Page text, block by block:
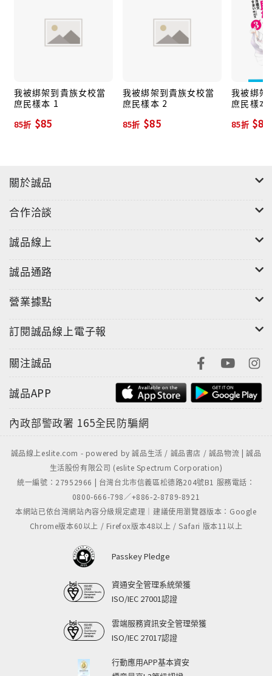
我被綁架到貴族女校當
庶民樣本 1
85折 $85
我被綁架到貴族女校當
庶民樣本 2
85折 $85
我被綁架
庶民樣本
85折 $85
關於誠品
合作洽談
誠品線上
誠品通路
營業據點
訂閱誠品線上電子報
關注誠品
誠品APP
內政部警政署 165全民防騙網
誠品線上eslite.com - powered by 誠品生活 / 誠品書店 / 誠品物流 | 誠品
生活股份有限公司 (eslite Spectrum Corporation)
統一編號：27952966 | 台灣台北市信義區松德路204號B1 服務電話：
0800-666-798／+886-2-8789-8921
本網站已依台灣網站內容分級規定處理｜建議使用瀏覽器版本：Google
Chrome版本60以上 / Firefox版本48以上 / Safari 版本11以上
Passkey Pledge
資通安全管理系統榮獲
ISO/IEC 27001認證
雲端服務資訊安全管理榮獲
ISO/IEC 27017認證
行動應用APP基本資安